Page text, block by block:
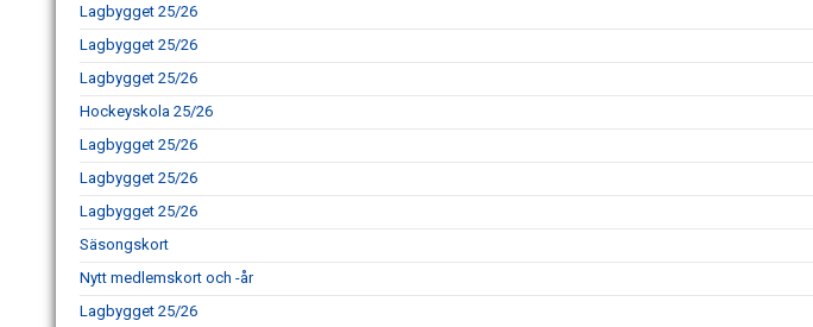
Lagbygget 25/26
Lagbygget 25/26
Lagbygget 25/26
Hockeyskola 25/26
Lagbygget 25/26
Lagbygget 25/26
Lagbygget 25/26
Säsongskort
Nytt medlemskort och -år
Lagbygget 25/26